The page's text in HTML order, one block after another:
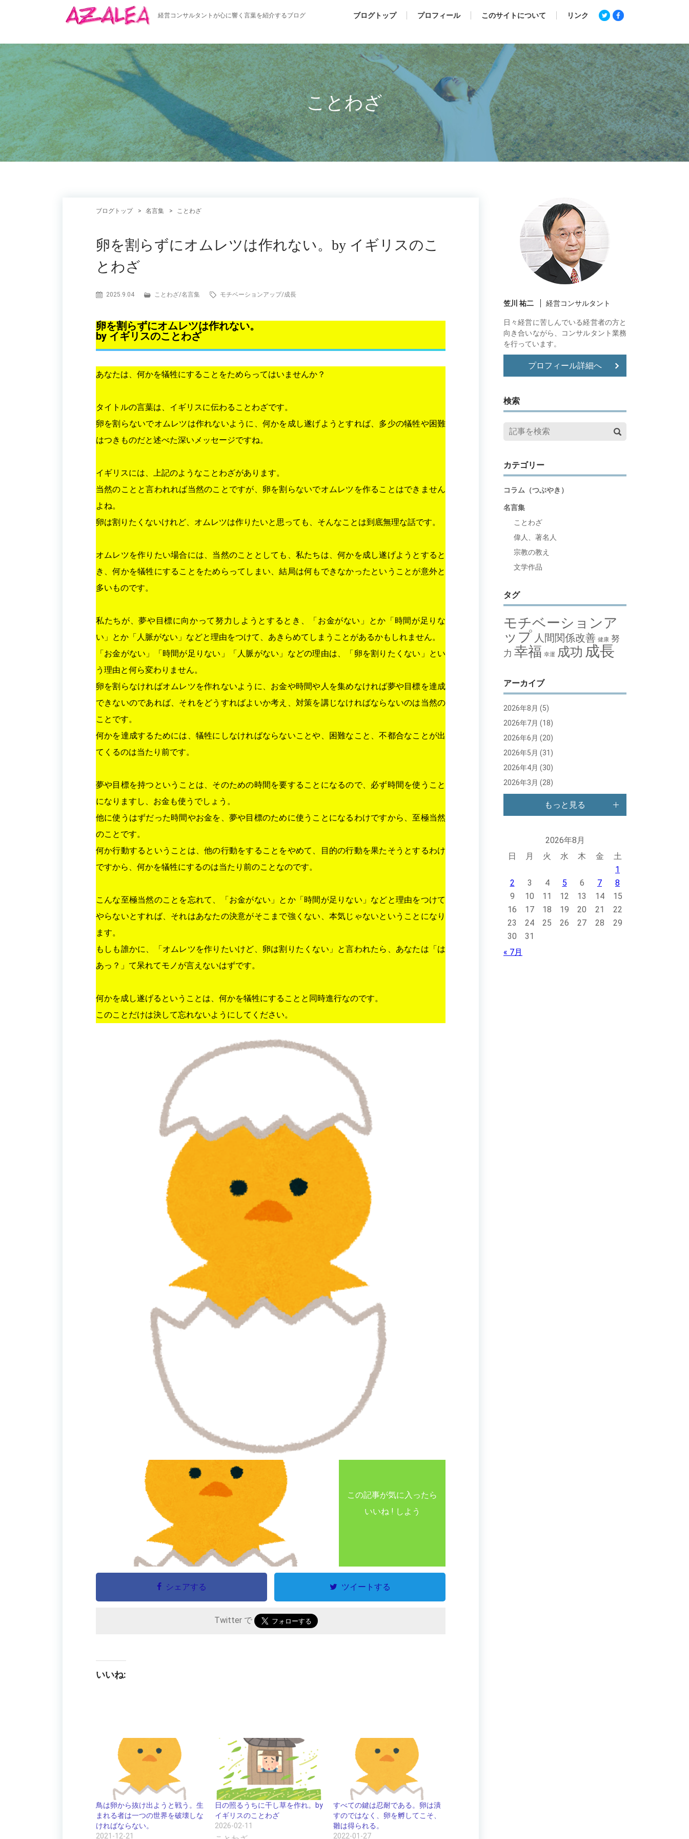
経営コンサルタントが心に響く言葉を紹介するブログ ブログトップ プロフィール このサイトについて リンク
ことわざ
ブログトップ 名言集 ことわざ
卵を割らずにオムレツは作れない。by イギリスのこ
とわざ
2025.9.04 ことわざ/名言集 モチベーションアップ/成長
卵を割らずにオムレツは作れない。
by イギリスのことわざ
あなたは、何かを犠牲にすることをためらってはいませんか？
タイトルの言葉は、イギリスに伝わることわざです。
卵を割らないでオムレツは作れないように、何かを成し遂げようとすれば、多少の犠牲や困難
はつきものだと述べた深いメッセージですね。
イギリスには、上記のようなことわざがあります。
当然のことと言われれば当然のことですが、卵を割らないでオムレツを作ることはできません
よね。
卵は割りたくないけれど、オムレツは作りたいと思っても、そんなことは到底無理な話です。
オムレツを作りたい場合には、当然のこととしても、私たちは、何かを成し遂げようとすると
き、何かを犠牲にすることをためらってしまい、結局は何もできなかったということが意外と
多いものです。
私たちが、夢や目標に向かって努力しようとするとき、「お金がない」とか「時間が足りな
い」とか「人脈がない」などと理由をつけて、あきらめてしまうことがあるかもしれません。
「お金がない」「時間が足りない」「人脈がない」などの理由は、「卵を割りたくない」とい
う理由と何ら変わりません。
卵を割らなければオムレツを作れないように、お金や時間や人を集めなければ夢や目標を達成
できないのであれば、それをどうすればよいか考え、対策を講じなければならないのは当然の
ことです。
何かを達成するためには、犠牲にしなければならないことや、困難なこと、不都合なことが出
てくるのは当たり前です。
夢や目標を持つということは、そのための時間を要することになるので、必ず時間を使うこと
になりますし、お金も使うでしょう。
他に使うはずだった時間やお金を、夢や目標のために使うことになるわけですから、至極当然
のことです。
何か行動するということは、他の行動をすることをやめて、目的の行動を果たそうとするわけ
ですから、何かを犠牲にするのは当たり前のことなのです。
こんな至極当然のことを忘れて、「お金がない」とか「時間が足りない」などと理由をつけて
やらないとすれば、それはあなたの決意がそこまで強くない、本気じゃないということになり
ます。
もしも誰かに、「オムレツを作りたいけど、卵は割りたくない」と言われたら、あなたは「は
あっ？」て呆れてモノが言えないはずです。
何かを成し遂げるということは、何かを犠牲にすることと同時進行なのです。
このことだけは決して忘れないようにしてください。
この記事が気に入ったら
いいね ! しよう
シェアする ツイートする
Twitter で
いいね:
鳥は卵から抜け出ようと戦う。生
まれる者は一つの世界を破壊しな
ければならない。
2021-12-21
日の照るうちに干し草を作れ。by
イギリスのことわざ
2026-02-11
すべての鍵は忍耐である。卵は潰
すのではなく、卵を孵してこそ、
雛は得られる。
2022-01-27
笠川 祐二 経営コンサルタント
日々経営に苦しんでいる経営者の方と
向き合いながら、コンサルタント業務
を行っています。
プロフィール詳細へ
検索
カテゴリー
コラム（つぶやき）
名言集
ことわざ
偉人、著名人
宗教の教え
文学作品
タグ
モチベーションア
ップ 人間関係改善 健康 努
力 幸福 幸運 成功 成長
アーカイブ
2026年8月 (5)
2026年7月 (18)
2026年6月 (20)
2026年5月 (31)
2026年4月 (30)
2026年3月 (28)
もっと見る
2026年8月
日
月 火 水 木 金
土
1
2
3 4 5 6 7
8
9
10 11 12 13 14
15
16
17 18 19 20 21
22
23
24 25 26 27 28
29
30
31
« 7月